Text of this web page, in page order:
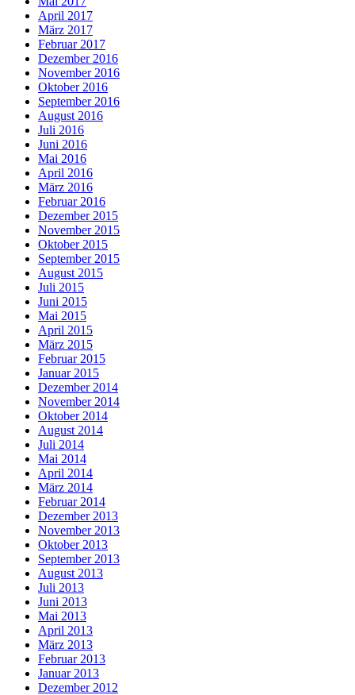
April 2017
März 2017
Februar 2017
Dezember 2016
November 2016
Oktober 2016
September 2016
August 2016
Juli 2016
Juni 2016
Mai 2016
April 2016
März 2016
Februar 2016
Dezember 2015
November 2015
Oktober 2015
September 2015
August 2015
Juli 2015
Juni 2015
Mai 2015
April 2015
März 2015
Februar 2015
Januar 2015
Dezember 2014
November 2014
Oktober 2014
August 2014
Juli 2014
Mai 2014
April 2014
März 2014
Februar 2014
Dezember 2013
November 2013
Oktober 2013
September 2013
August 2013
Juli 2013
Juni 2013
Mai 2013
April 2013
März 2013
Februar 2013
Januar 2013
Dezember 2012